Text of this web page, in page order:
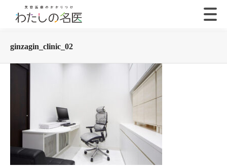
ginzagin_clinic_02